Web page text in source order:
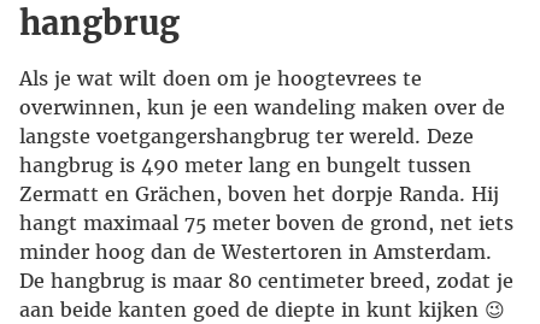
hangbrug
Als je wat wilt doen om je hoogtevrees te
overwinnen, kun je een wandeling maken over de
langste voetgangershangbrug ter wereld. Deze
hangbrug is 490 meter lang en bungelt tussen
Zermatt en Grächen, boven het dorpje Randa. Hij
hangt maximaal 75 meter boven de grond, net iets
minder hoog dan de Westertoren in Amsterdam.
De hangbrug is maar 80 centimeter breed, zodat je
aan beide kanten goed de diepte in kunt kijken 😉